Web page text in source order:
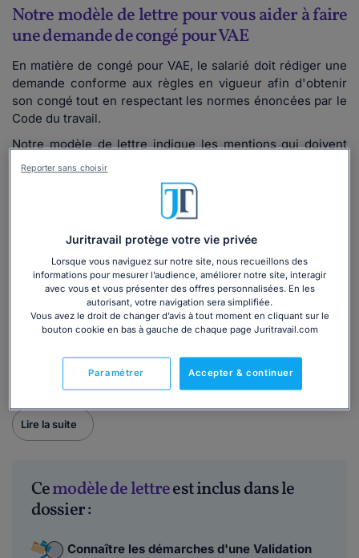
Notre modèle de lettre pour vous aider à faire
une demande de congé pour VAE
En matière de congé pour VAE, le salarié doit rédiger une
demande conforme aux règles en vigueur afin d'obtenir
son congé tout en respectant les normes énoncées par le
Code du travail.
Notre modèle de lettre indique les mentions qui doivent
obligatoirement figurer dans la demande adressée à
l'employeur et précise les détails de notification à
respecter, lesquels varient en fonction de la durée et des
modalités de réalisation de la VAE.
Quand utiliser notre modèle de lettre de
demande de congé pour VAE ?
Vous pouvez recourir à ce modèle dès lors que vous
engagez une démarche de VAE pendant votre temps de
travail et, que vous souhaitez bénéficier du congé
spécifique prévu.
Lire la suite
Cemodèle de lettreest inclus dans le
dossier :
Connaître les démarches d'une Validation
Juritravail protège votre vie privée
Lorsque vous naviguez sur notre site, nous recueillons des
informations pour mesurer l’audience, améliorer notre site, interagir
avec vous et vous présenter des offres personnalisées. En les
autorisant, votre navigation sera simplifiée.
Vous avez le droit de changer d’avis à tout moment en cliquant sur le
bouton cookie en bas à gauche de chaque page Juritravail.com
Accepter & continuer
Paramétrer
Reporter sans choisir